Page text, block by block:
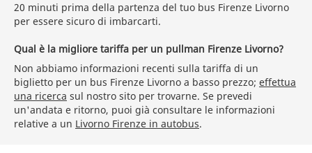
20 minuti prima della partenza del tuo bus Firenze Livorno
per essere sicuro di imbarcarti.
Qual è la migliore tariffa per un pullman Firenze Livorno?
Non abbiamo informazioni recenti sulla tariffa di un
biglietto per un bus Firenze Livorno a basso prezzo; effettua
una ricerca sul nostro sito per trovarne. Se prevedi
un'andata e ritorno, puoi già consultare le informazioni
relative a un Livorno Firenze in autobus.